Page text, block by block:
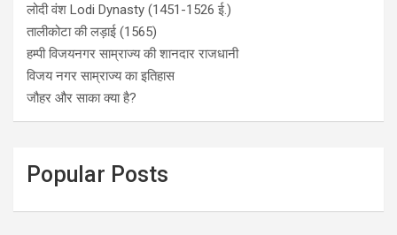
लोदी वंश Lodi Dynasty (1451-1526 ई.)
तालीकोटा की लड़ाई (1565)
हम्पी विजयनगर साम्राज्य की शानदार राजधानी
विजय नगर साम्राज्य का इतिहास
जौहर और साका क्या है?
Popular Posts